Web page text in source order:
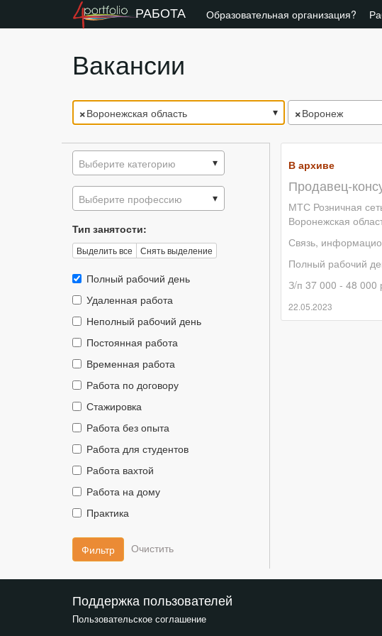
РАБОТА Образовательная организация?
Вакансии
×Воронежская область ×Воронеж
Выберите категорию
Выберите профессию
Тип занятости:
Выделить все Снять выделение
Тип
Полный рабочий день
Тип
Удаленная работа
Тип
Неполный рабочий день
Тип
Постоянная работа
Тип
Временная работа
Тип
Работа по договору
Тип
Стажировка
Тип
Работа без опыта
Тип
Работа для студентов
Тип
Работа вахтой
Тип
Работа на дому
Тип
Практика
Фильтр
В архиве
Продавец-
МТС Розничная
Воронежская
Связь,
Полный рабочий
З/п 37 000 - 48 000
22.05.2023
Поддержка пользователей
Пользовательское соглашение